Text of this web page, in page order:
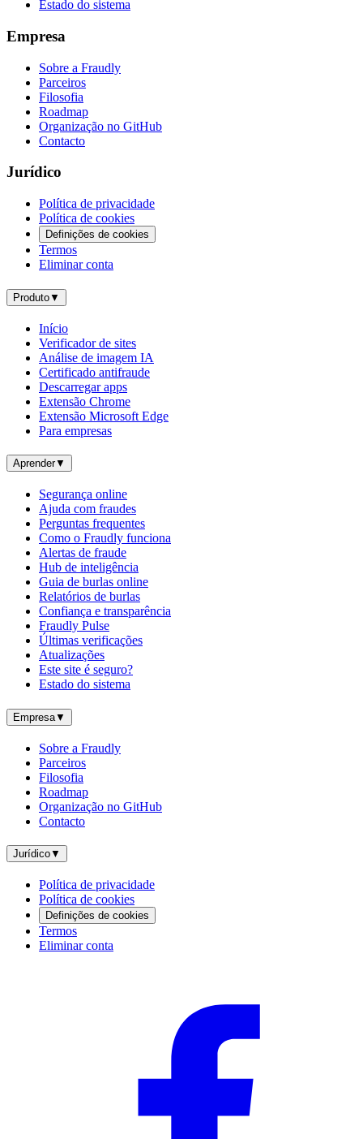
Estado do sistema
Empresa
Sobre a Fraudly
Parceiros
Filosofia
Roadmap
Organização no GitHub
Contacto
Jurídico
Política de privacidade
Política de cookies
Definições de cookies
Termos
Eliminar conta
Produto▼
Início
Verificador de sites
Análise de imagem IA
Certificado antifraude
Descarregar apps
Extensão Chrome
Extensão Microsoft Edge
Para empresas
Aprender▼
Segurança online
Ajuda com fraudes
Perguntas frequentes
Como o Fraudly funciona
Alertas de fraude
Hub de inteligência
Guia de burlas online
Relatórios de burlas
Confiança e transparência
Fraudly Pulse
Últimas verificações
Atualizações
Este site é seguro?
Estado do sistema
Empresa▼
Sobre a Fraudly
Parceiros
Filosofia
Roadmap
Organização no GitHub
Contacto
Jurídico▼
Política de privacidade
Política de cookies
Definições de cookies
Termos
Eliminar conta